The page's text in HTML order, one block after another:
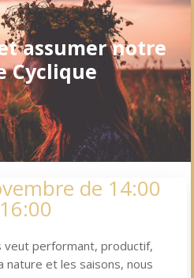
assumer notre
Cyclique
de 14:00
veut performant, productif,
nature et les saisons, nous